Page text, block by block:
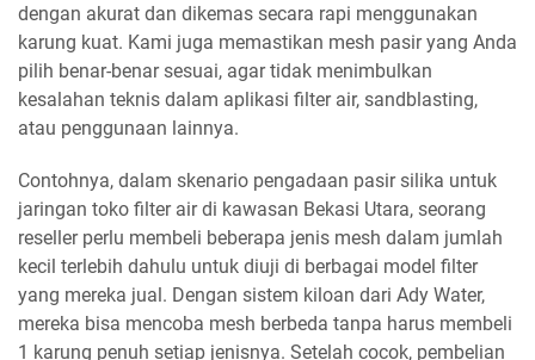
dengan akurat dan dikemas secara rapi menggunakan
karung kuat. Kami juga memastikan mesh pasir yang Anda
pilih benar-benar sesuai, agar tidak menimbulkan
kesalahan teknis dalam aplikasi filter air, sandblasting,
atau penggunaan lainnya.
Contohnya, dalam skenario pengadaan pasir silika untuk
jaringan toko filter air di kawasan Bekasi Utara, seorang
reseller perlu membeli beberapa jenis mesh dalam jumlah
kecil terlebih dahulu untuk diuji di berbagai model filter
yang mereka jual. Dengan sistem kiloan dari Ady Water,
mereka bisa mencoba mesh berbeda tanpa harus membeli
1 karung penuh setiap jenisnya. Setelah cocok, pembelian